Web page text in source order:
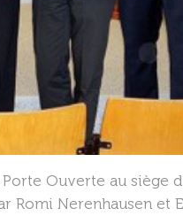
Ouverte au siège
Nerenhausen et